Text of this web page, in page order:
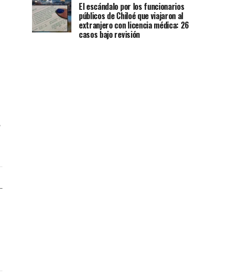
El escándalo por los funcionarios
públicos de Chiloé que viajaron al
extranjero con licencia médica: 26
casos bajo revisión